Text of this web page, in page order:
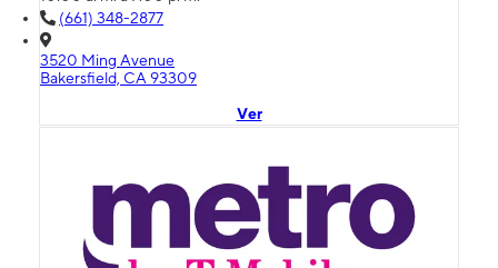
(661) 348-2877
3520 Ming Avenue
Bakersfield, CA 93309
Ver